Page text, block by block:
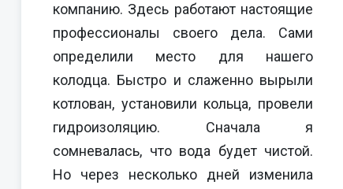
компанию. Здесь работают настоящие
профессионалы своего дела. Сами
определили место для нашего
колодца. Быстро и слаженно вырыли
котлован, установили кольца, провели
гидроизоляцию. Сначала я
сомневалась, что вода будет чистой.
Но через несколько дней изменила